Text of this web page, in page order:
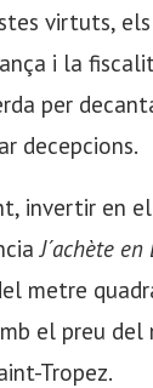
virtuts,
i la
per
decepcions.
invertir en
J´achète en
metre
el preu
Tropez.